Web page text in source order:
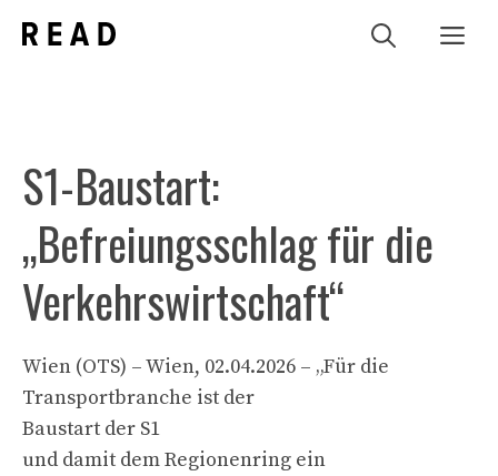
Inhalt
S1-Baustart:
„Befreiungsschlag für die
Verkehrswirtschaft“
Wien (OTS) – Wien, 02.04.2026 – „Für die
Transportbranche ist der
Baustart der S1
und damit dem Regionenring ein